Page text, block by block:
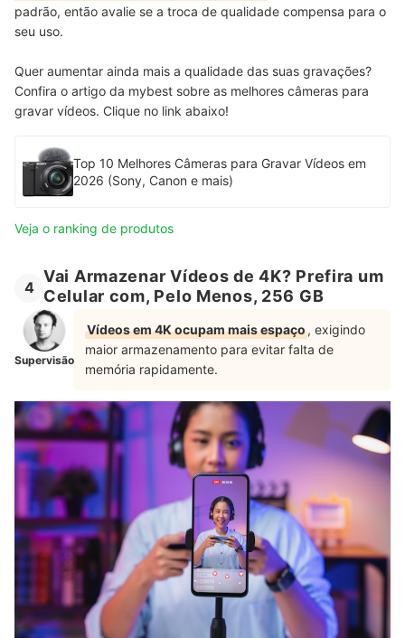
padrão, então avalie se a troca de qualidade compensa para o
seu uso.
Quer aumentar ainda mais a qualidade das suas gravações?
Confira o artigo da mybest sobre as melhores câmeras para
gravar vídeos. Clique no link abaixo!
Top 10 Melhores Câmeras para Gravar Vídeos em
2026 (Sony, Canon e mais)
Veja o ranking de produtos
4
Vai Armazenar Vídeos de 4K? Prefira um
Celular com, Pelo Menos, 256 GB
Supervisão
Vídeos em 4K ocupam mais espaço, exigindo
maior armazenamento para evitar falta de
memória rapidamente.